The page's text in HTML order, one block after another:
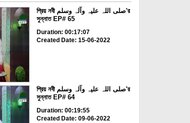
প্রিয় নবী صلی اللہ علیہ وآلہ وسلم'র
সুন্নাত EP# 65
Duration: 00:17:07
Created Date: 15-06-2022
প্রিয় নবী صلی اللہ علیہ وآلہ وسلم'র
সুন্নাত EP# 64
Duration: 00:19:55
Created Date: 09-06-2022